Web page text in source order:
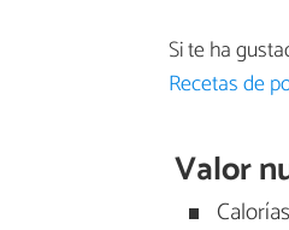
Si te ha
Recetas de
Valor